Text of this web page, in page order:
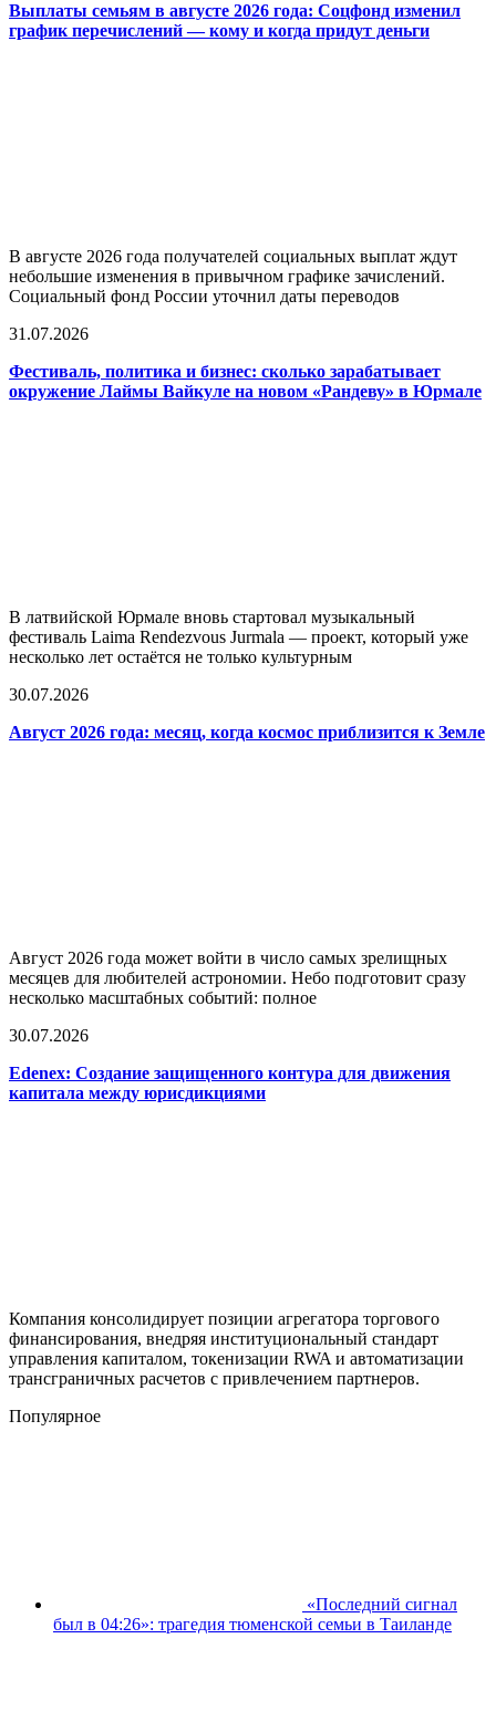
Выплаты семьям в августе 2026 года: Соцфонд изменил
график перечислений — кому и когда придут деньги
В августе 2026 года получателей социальных выплат ждут
небольшие изменения в привычном графике зачислений.
Социальный фонд России уточнил даты переводов
31.07.2026
Фестиваль, политика и бизнес: сколько зарабатывает
окружение Лаймы Вайкуле на новом «Рандеву» в Юрмале
В латвийской Юрмале вновь стартовал музыкальный
фестиваль Laima Rendezvous Jurmala — проект, который уже
несколько лет остаётся не только культурным
30.07.2026
Август 2026 года: месяц, когда космос приблизится к Земле
Август 2026 года может войти в число самых зрелищных
месяцев для любителей астрономии. Небо подготовит сразу
несколько масштабных событий: полное
30.07.2026
Edenex: Создание защищенного контура для движения
капитала между юрисдикциями
Компания консолидирует позиции агрегатора торгового
финансирования, внедряя институциональный стандарт
управления капиталом, токенизации RWA и автоматизации
трансграничных расчетов с привлечением партнеров.
Популярное
«Последний сигнал
был в 04:26»: трагедия тюменской семьи в Таиланде